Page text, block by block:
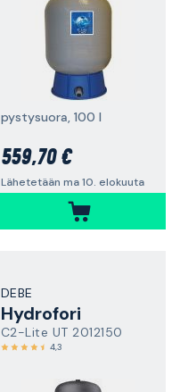
pystysuora, 100 l
559,70 €
Lähetetään ma 10. elokuuta
DEBE
Hydrofori
C2-Lite UT 2012150
4,3